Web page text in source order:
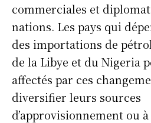
commerciales et
nations. Les pays qui
des importations de
de la Libye et du Nigeria
affectés par ces
diversifier leurs sources
d’approvisionnement ou